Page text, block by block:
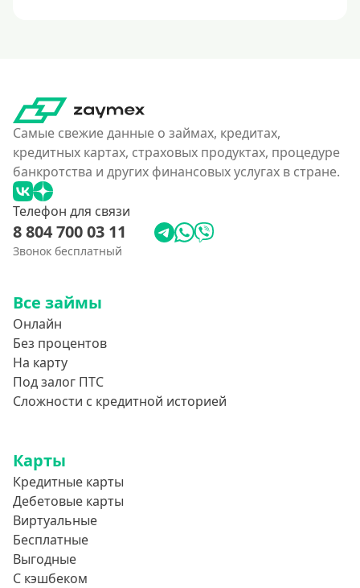
Самые свежие данные о займах, кредитах,
кредитных картах, страховых продуктах, процедуре
банкротства и других финансовых услугах в стране.
Телефон для связи
8 804 700 03 11
Звонок бесплатный
Все займы
Онлайн
Без процентов
На карту
Под залог ПТС
Сложности с кредитной историей
Карты
Кредитные карты
Дебетовые карты
Виртуальные
Бесплатные
Выгодные
С кэшбеком